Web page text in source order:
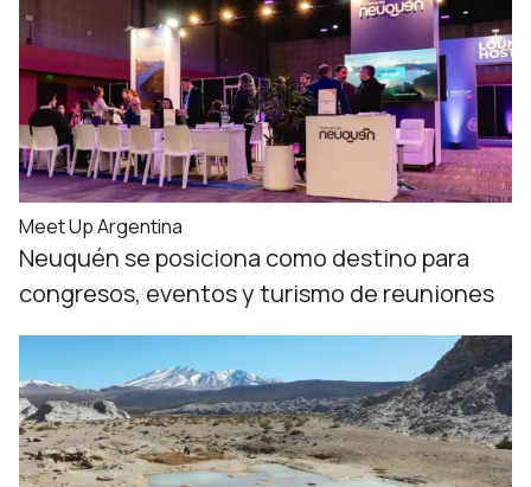
Meet Up Argentina
Neuquén se posiciona como destino para
congresos, eventos y turismo de reuniones